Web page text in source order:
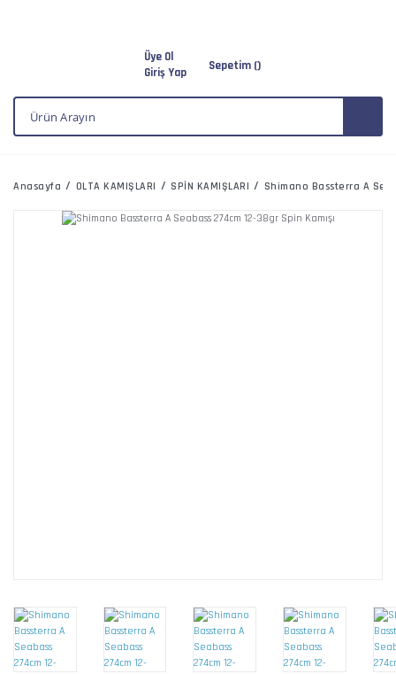
Üye Ol
Giriş Yap
Sepetim ()
Anasayfa OLTA KAMIŞLARI SPİN KAMIŞLARI Shimano Bassterra A